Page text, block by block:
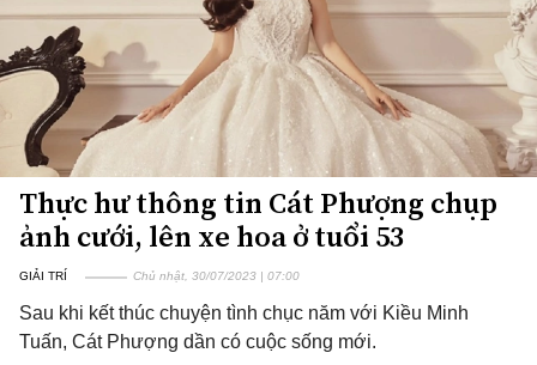
Thực hư thông tin Cát Phượng chụp
ảnh cưới, lên xe hoa ở tuổi 53
GIẢI TRÍ Chủ nhật, 30/07/2023 | 07:00
Sau khi kết thúc chuyện tình chục năm với Kiều Minh
Tuấn, Cát Phượng dần có cuộc sống mới.